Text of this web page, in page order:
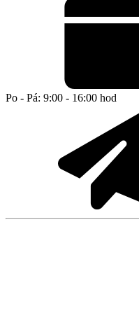
Po - Pá: 9:00 - 16:00 hod